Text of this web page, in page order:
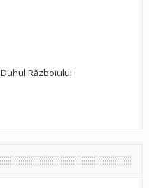
Duhul Războiului